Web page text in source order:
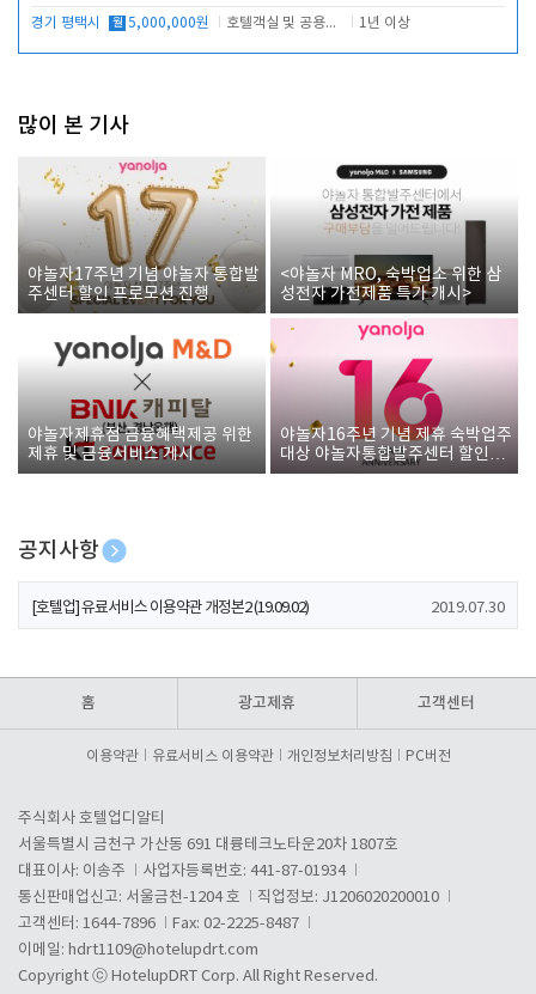
경기 평택시 월 5,000,000원 호텔객실 및 공용시설 청소 관리 1년 이상
많이 본 기사
야놀자17주년 기념 야놀자 통합발
주센터 할인 프로모션 진행
<야놀자 MRO, 숙박업소 위한 삼
성전자 가전제품 특가 개시>
야놀자제휴점 금융혜택제공 위한
제휴 및 금융서비스 게시
야놀자16주년 기념 제휴 숙박업주
대상 야놀자통합발주센터 할인쿠
폰 증정
공지사항
[호텔업] 개인정보 처리방침 개정본1 (19.09.02)
[호텔업] 유료서비스 이용약관 개정본2 (19.09.02) 2019.07.30
홈 광고제휴 고객센터
이용약관 유료서비스 이용약관 개인정보처리방침 PC버전
주식회사 호텔업디알티
서울특별시 금천구 가산동 691 대륭테크노타운20차 1807호
대표이사: 이송주
사업자등록번호: 441-87-01934
통신판매업신고: 서울금천-1204 호
직업정보: J1206020200010
고객센터: 1644-7896
Fax: 02-2225-8487
이메일: hdrt1109@hotelupdrt.com
Copyright ⓒ HotelupDRT Corp. All Right Reserved.